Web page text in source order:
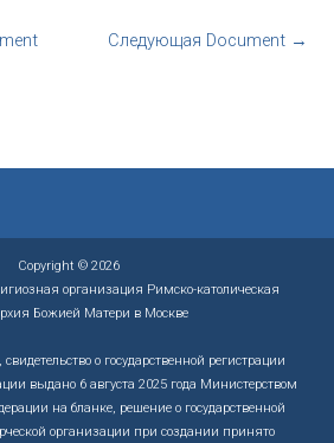
Следующая Document →
Copyright © 2026
организация Римско-католическая
Божией Матери в Москве
о государственной регистрации
выдано 6 августа 2025 года Министерством
на бланке, решение о государственной
организации при создании принято